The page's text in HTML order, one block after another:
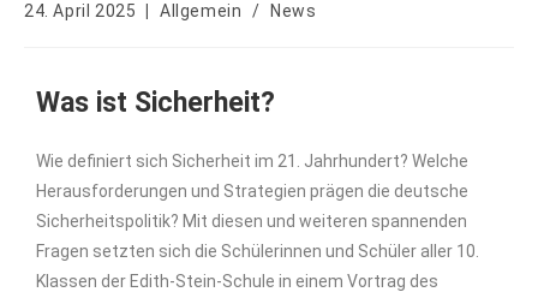
24. April 2025 Allgemein / News
Was ist Sicherheit?
Wie definiert sich Sicherheit im 21. Jahrhundert? Welche
Herausforderungen und Strategien prägen die deutsche
Sicherheitspolitik? Mit diesen und weiteren spannenden
Fragen setzten sich die Schülerinnen und Schüler aller 10.
Klassen der Edith-Stein-Schule in einem Vortrag des